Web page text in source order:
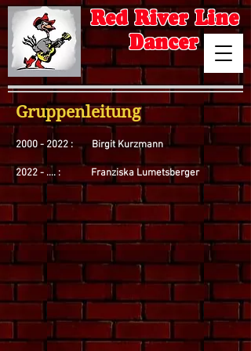
Red River Line
Dancer
Gruppenleitung
2000 - 2022: Birgit Kurzmann
2022 - .... : Franziska Lumetsberger